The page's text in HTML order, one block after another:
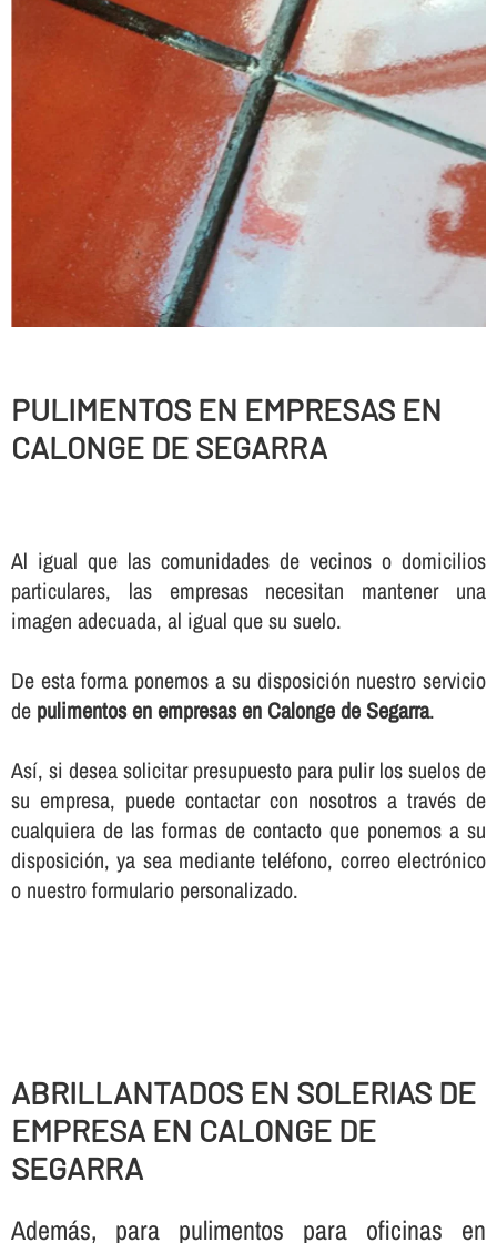
PULIMENTOS EN EMPRESAS EN
CALONGE DE SEGARRA
Al igual que las comunidades de vecinos o domicilios
particulares, las empresas necesitan mantener una
imagen adecuada, al igual que su suelo.
De esta forma ponemos a su disposición nuestro servicio
de pulimentos en empresas en Calonge de Segarra.
Así­, si desea solicitar presupuesto para pulir los suelos de
su empresa, puede contactar con nosotros a través de
cualquiera de las formas de contacto que ponemos a su
disposición, ya sea mediante teléfono, correo electrónico
o nuestro formulario personalizado.
ABRILLANTADOS EN SOLERIAS DE
EMPRESA EN CALONGE DE
SEGARRA
Además, para pulimentos para oficinas en